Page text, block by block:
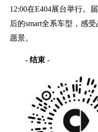
12:00在E404展台举行。
后的smart全系车型，感
愿景。
-结束-